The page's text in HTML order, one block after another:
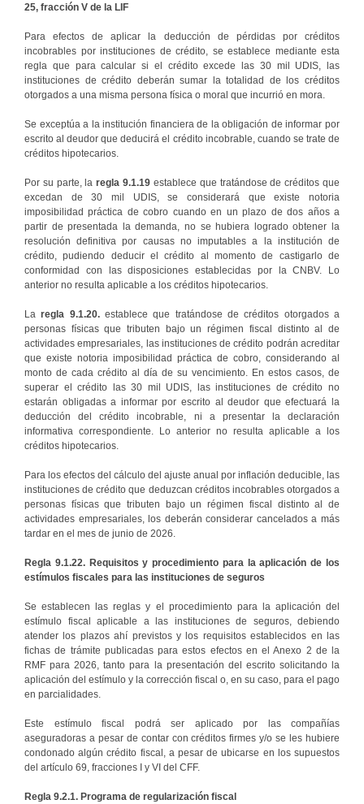
25, fracción V de la LIF
Para efectos de aplicar la deducción de pérdidas por créditos
incobrables por instituciones de crédito, se establece mediante esta
regla que para calcular si el crédito excede las 30 mil UDIS, las
instituciones de crédito deberán sumar la totalidad de los créditos
otorgados a una misma persona física o moral que incurrió en mora.
Se exceptúa a la institución financiera de la obligación de informar por
escrito al deudor que deducirá el crédito incobrable, cuando se trate de
créditos hipotecarios.
Por su parte, laregla 9.1.19 establece que tratándose de créditos que
excedan de 30 mil UDIS, se considerará que existe notoria
imposibilidad práctica de cobro cuando en un plazo de dos años a
partir de presentada la demanda, no se hubiera logrado obtener la
resolución definitiva por causas no imputables a la institución de
crédito, pudiendo deducir el crédito al momento de castigarlo de
conformidad con las disposiciones establecidas por la CNBV. Lo
anterior no resulta aplicable a los créditos hipotecarios.
Laregla 9.1.20.establece que tratándose de créditos otorgados a
personas físicas que tributen bajo un régimen fiscal distinto al de
actividades empresariales, las instituciones de crédito podrán acreditar
que existe notoria imposibilidad práctica de cobro, considerando al
monto de cada crédito al día de su vencimiento. En estos casos, de
superar el crédito las 30 mil UDIS, las instituciones de crédito no
estarán obligadas a informar por escrito al deudor que efectuará la
deducción del crédito incobrable, ni a presentar la declaración
informativa correspondiente. Lo anterior no resulta aplicable a los
créditos hipotecarios.
Para los efectos del cálculo del ajuste anual por inflación deducible, las
instituciones de crédito que deduzcan créditos incobrables otorgados a
personas físicas que tributen bajo un régimen fiscal distinto al de
actividades empresariales, los deberán considerar cancelados a más
tardar en el mes de junio de 2026.
Regla 9.1.22. Requisitos y procedimiento para la aplicación de los
estímulos fiscales para las instituciones de seguros
Se establecen las reglas y el procedimiento para la aplicación del
estímulo fiscal aplicable a las instituciones de seguros, debiendo
atender los plazos ahí previstos y los requisitos establecidos en las
fichas de trámite publicadas para estos efectos en el Anexo 2 de la
RMF para 2026, tanto para la presentación del escrito solicitando la
aplicación del estímulo y la corrección fiscal o, en su caso, para el pago
en parcialidades.
Este estímulo fiscal podrá ser aplicado por las compañías
aseguradoras a pesar de contar con créditos firmes y/o se les hubiere
condonado algún crédito fiscal, a pesar de ubicarse en los supuestos
del artículo 69, fracciones I y VI del CFF.
Regla 9.2.1. Programa de regularización fiscal